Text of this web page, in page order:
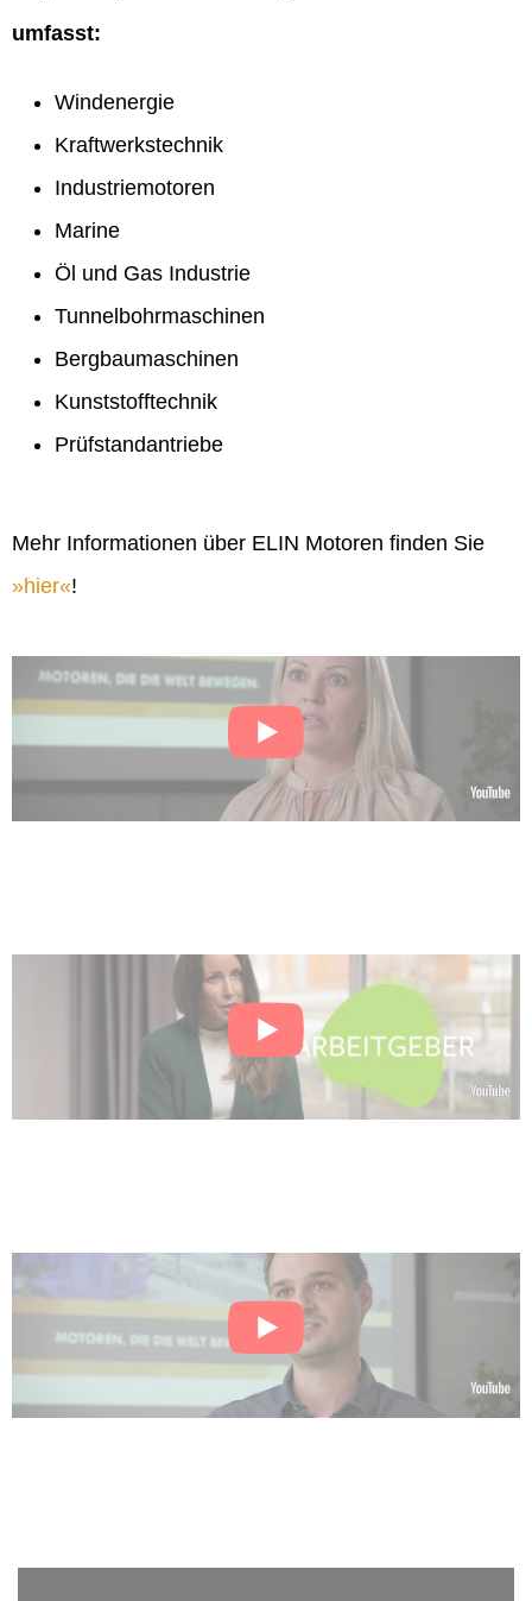
umfasst:
Windenergie
Kraftwerkstechnik
Industriemotoren
Marine
Öl und Gas Industrie
Tunnelbohrmaschinen
Bergbaumaschinen
Kunststofftechnik
Prüfstandantriebe
Mehr Informationen über ELIN Motoren finden Sie
hier !